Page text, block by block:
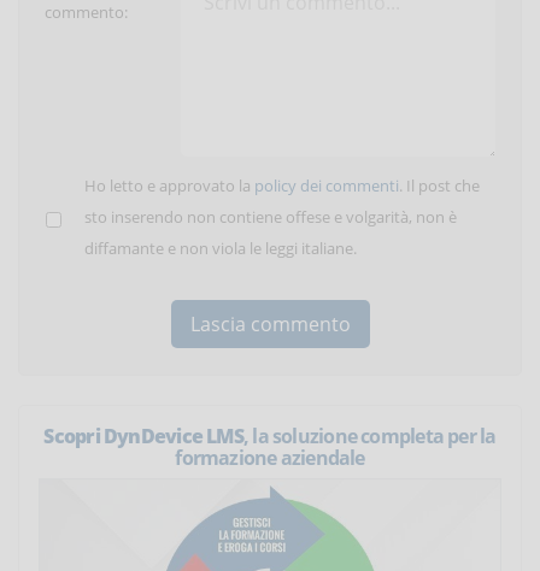
commento:
Ho letto e approvato la policy dei commenti. Il post che
sto inserendo non contiene offese e volgarità, non è
diffamante e non viola le leggi italiane.
Scopri DynDevice LMS, la soluzione completa per la
formazione aziendale